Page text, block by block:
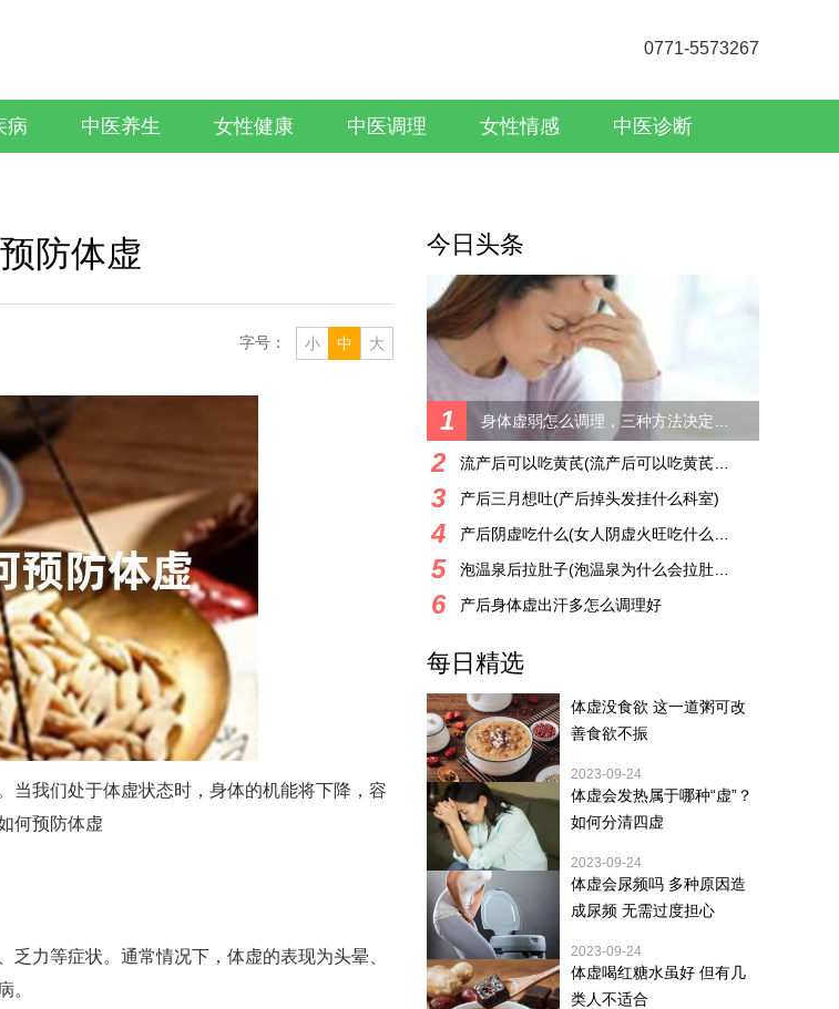
0771-5573267
病 中医养生 女性健康 中医调理 女性情感 中医诊断
防体虚
小 中 大
字号：
当我们处于体虚状态时，身体的机能将下降，容
何预防体虚
力等症状。通常情况下，体虚的表现为头晕、
。
今日头条
1
2
3 产后三月想吐(产后掉头发挂什么科室)
4
5
6 产后身体虚出汗多怎么调理好
每日精选
体虚没食欲 这一道粥可改
善食欲不振
2023-09-24
体虚会发热属于哪种“虚”？
如何分清四虚
2023-09-24
体虚会尿频吗 多种原因造
成尿频 无需过度担心
2023-09-24
体虚喝红糖水虽好 但有几
类人不适合